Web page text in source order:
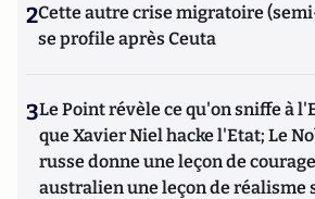
2Cette autre crise migratoire
se profile après Ceuta
3Le Point révèle ce qu'on sniffe à
que Xavier Niel hacke l'Etat; Le
russe donne une leçon de
australien une leçon de réalisme